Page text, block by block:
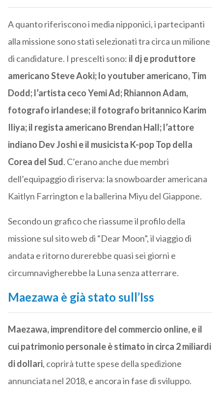
A quanto riferiscono i media nipponici, i partecipanti
alla missione sono stati selezionati tra circa un milione
di candidature. I prescelti sono: il dj e produttore
americano Steve Aoki; lo youtuber americano, Tim
Dodd; l’artista ceco Yemi Ad; Rhiannon Adam,
fotografo irlandese; il fotografo britannico Karim
Iliya; il regista americano Brendan Hall; l’attore
indiano Dev Joshi e il musicista K-pop Top della
Corea del Sud. C’erano anche due membri
dell’equipaggio di riserva: la snowboarder americana
Kaitlyn Farrington e la ballerina Miyu del Giappone.
Secondo un grafico che riassume il profilo della
missione sul sito web di “Dear Moon”, il viaggio di
andata e ritorno durerebbe quasi sei giorni e
circumnavigherebbe la Luna senza atterrare.
Maezawa è già stato sull’Iss
Maezawa, imprenditore del commercio online, e il
cui patrimonio personale è stimato in circa 2 miliardi
di dollari, coprirà tutte spese della spedizione
annunciata nel 2018, e ancora in fase di sviluppo.